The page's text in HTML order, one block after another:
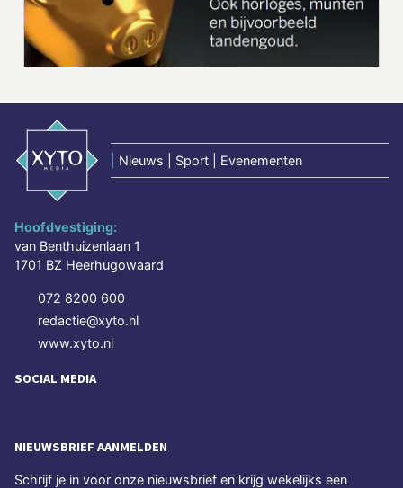
Nieuws | Sport | Evenementen
Hoofdvestiging:
van Benthuizenlaan 1
1701 BZ Heerhugowaard
072 8200 600
redactie@xyto.nl
www.xyto.nl
SOCIAL MEDIA
NIEUWSBRIEF AANMELDEN
Schrijf je in voor onze nieuwsbrief en krijg wekelijks een